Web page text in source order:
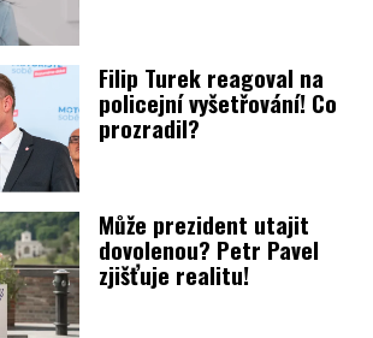
Filip Turek reagoval na
policejní vyšetřování! Co
prozradil?
Může prezident utajit
dovolenou? Petr Pavel
zjišťuje realitu!